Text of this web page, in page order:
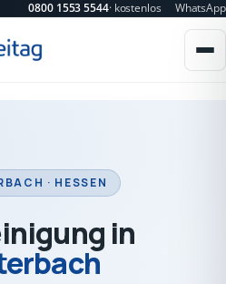
0800 1553 5544· kostenlos WhatsApp
· HESSEN
in